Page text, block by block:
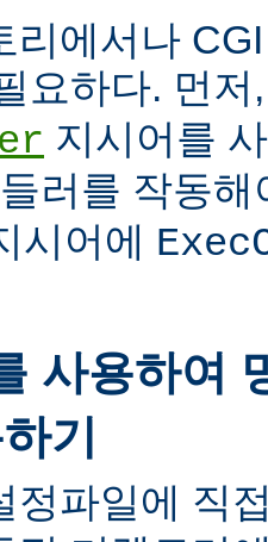
리에서나
요하다. 먼
지시어를
러를 작동
시어에
사용하여
기
정파일에 직